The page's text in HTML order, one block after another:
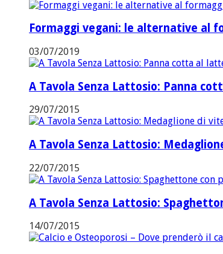
Formaggi vegani: le alternative al
03/07/2019
A Tavola Senza Lattosio: Panna
29/07/2015
A Tavola Senza Lattosio:
22/07/2015
A Tavola Senza Lattosio:
14/07/2015